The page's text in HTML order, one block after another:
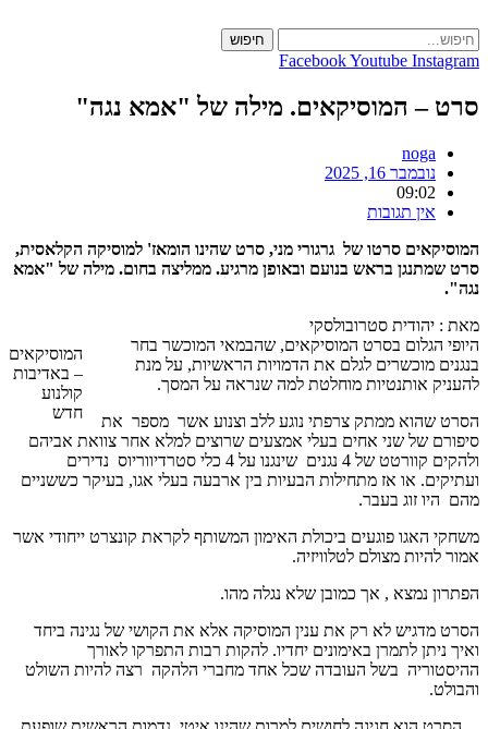
to
content
חיפוש
FacebookYoutube Instagram
סרט – המוסיקאים. מילה של "אמא נגה"
noga
נובמבר 16, 2025
09:02
אין תגובות
המוסיקאים סרטו של גרגורי מני, סרט שהינו הומאז' למוסיקה הקלאסית,
סרט שמתנגן בראש בנועם ובאופן מרגיע. ממליצה בחום. מילה של "אמא
נגה".
המוסיקאים
– באדיבות
קולנוע
חדש
מאת : יהודית סטרובולסקי
היופי הגלום בסרט המוסיקאים, שהבמאי המוכשר בחר
בנגנים מוכשרים לגלם את הדמויות הראשיות, על מנת
להעניק אותנטיות מוחלטת למה שנראה על המסך.
הסרט שהוא ממתק צרפתי נוגע ללב וצנוע אשר מספר את
סיפורם של שני אחים בעלי אמצעים שרוצים למלא אחר צוואת אביהם
ולהקים קוורטט של 4 נגנים שינגנו על 4 כלי סטרדיווריוס נדירים
ועתיקים. או אז מתחילות הבעיות בין ארבעה בעלי אגו, בעיקר כששניים
מהם היו זוג בעבר.
משחקי האגו פוגעים ביכולת האימון המשותף לקראת קונצרט ייחודי אשר
אמור להיות מצולם לטלוויזיה.
הפתרון נמצא , אך כמובן שלא נגלה מהו.
הסרט מדגיש לא רק את ענין המוסיקה אלא את הקושי של נגינה ביחד
ואיך ניתן לתמרן באימונים יחדיו. להקות רבות התפרקו לאורך
ההיסטוריה בשל העובדה שכל אחד מחברי הלהקה רצה להיות השולט
והבולט.